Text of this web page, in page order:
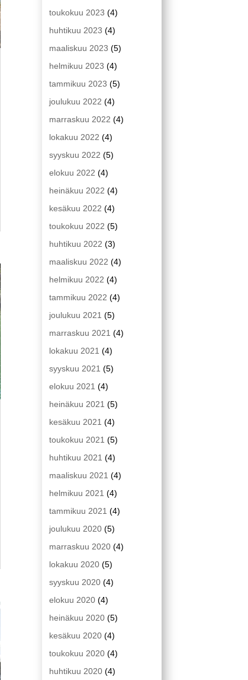
toukokuu 2023 (4)
huhtikuu 2023 (4)
maaliskuu 2023 (5)
helmikuu 2023 (4)
tammikuu 2023 (5)
joulukuu 2022 (4)
marraskuu 2022 (4)
lokakuu 2022 (4)
syyskuu 2022 (5)
elokuu 2022 (4)
heinäkuu 2022 (4)
kesäkuu 2022 (4)
toukokuu 2022 (5)
huhtikuu 2022 (3)
maaliskuu 2022 (4)
helmikuu 2022 (4)
tammikuu 2022 (4)
joulukuu 2021 (5)
marraskuu 2021 (4)
lokakuu 2021 (4)
syyskuu 2021 (5)
elokuu 2021 (4)
heinäkuu 2021 (5)
kesäkuu 2021 (4)
toukokuu 2021 (5)
huhtikuu 2021 (4)
maaliskuu 2021 (4)
helmikuu 2021 (4)
tammikuu 2021 (4)
joulukuu 2020 (5)
marraskuu 2020 (4)
lokakuu 2020 (5)
syyskuu 2020 (4)
elokuu 2020 (4)
heinäkuu 2020 (5)
kesäkuu 2020 (4)
toukokuu 2020 (4)
huhtikuu 2020 (4)